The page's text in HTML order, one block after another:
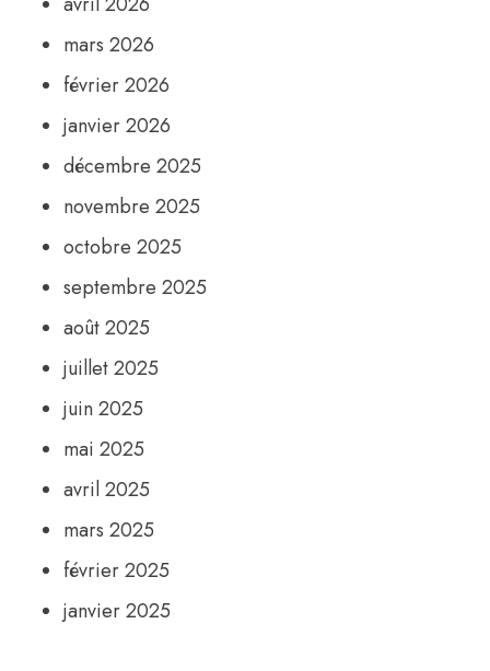
mars 2026
février 2026
janvier 2026
décembre 2025
novembre 2025
octobre 2025
septembre 2025
août 2025
juillet 2025
juin 2025
mai 2025
avril 2025
mars 2025
février 2025
janvier 2025